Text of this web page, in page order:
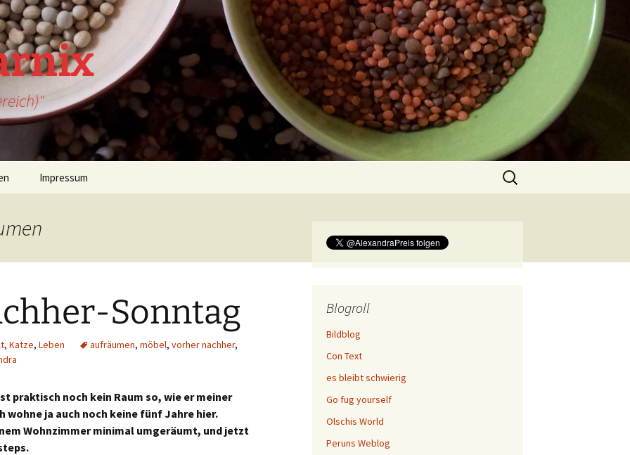
Impressum
Suchen
nach:
Sonntag
, Katze, Leben aufräumen, möbel, vorher nachher,
praktisch noch kein Raum so, wie er meiner
wohne ja auch noch keine fünf Jahre hier.
Wohnzimmer minimal umgeräumt, und jetzt
Blogroll
Bildblog
Con Text
es bleibt schwierig
Go fug yourself
Olschis World
Peruns Weblog